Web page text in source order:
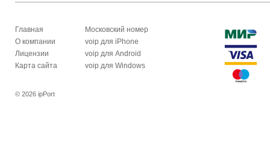
Главная
О компании
Лицензии
Карта сайта
Московский номер
voip для iPhone
voip для Android
voip для Windows
© 2026 ipPort